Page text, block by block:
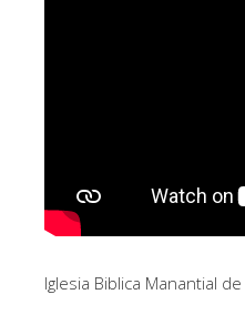
Iglesia Biblica Manantial